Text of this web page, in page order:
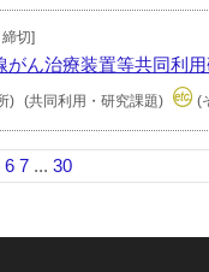
切]
ん治療装置等共同利
) (共同利用・研究課題) (
6 7 ...30